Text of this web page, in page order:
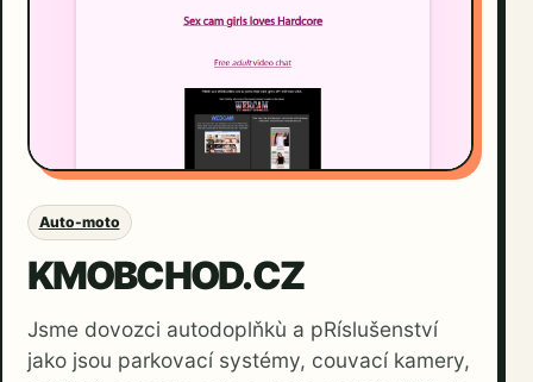
Auto-moto
KMOBCHOD.CZ
Jsme dovozci autodoplňkù a pRíslušenství
jako jsou parkovací systémy, couvací kamery,